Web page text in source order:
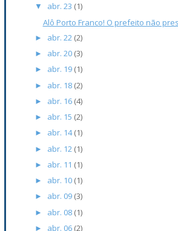
▼ abr. 23 (1)
Alô Porto Franco! O prefeito não
► abr. 22 (2)
► abr. 20 (3)
► abr. 19 (1)
► abr. 18 (2)
► abr. 16 (4)
► abr. 15 (2)
► abr. 14(1)
► abr. 12 (1)
► abr. 11 (1)
► abr. 10 (1)
► abr. 09 (3)
► abr. 08 (1)
► abr. 06 (2)